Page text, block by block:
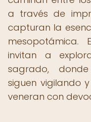
a través de
capturan la
mesopotámica.
invitan a
sagrado,
siguen vigilando
veneran con